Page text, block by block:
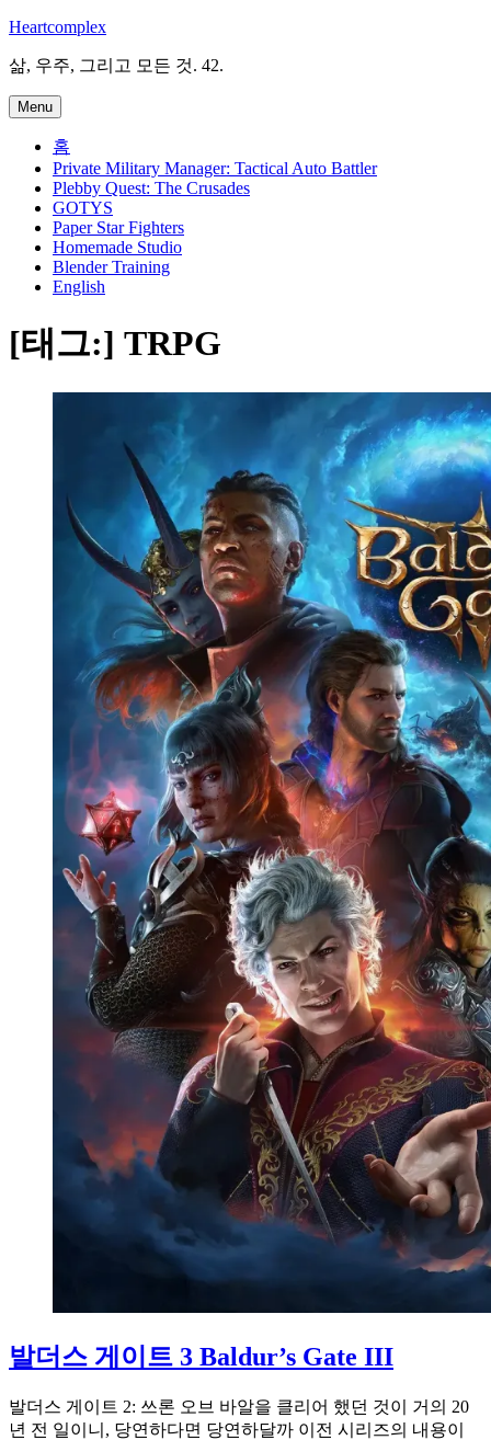
Skip
content
Heartcomplex
삶, 우주, 그리고 모든 것. 42.
Menu
홈
Private Military Manager: Tactical Auto Battler
Plebby Quest: The Crusades
GOTYS
Paper Star Fighters
Homemade Studio
Blender Training
English
[태그:] TRPG
발더스 게이트 3 Baldur’s Gate III
발더스 게이트 2: 쓰론 오브 바알을 클리어 했던 것이 거의 20
년 전 일이니, 당연하다면 당연하달까 이전 시리즈의 내용이